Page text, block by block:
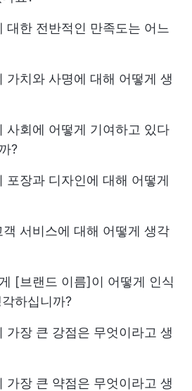
대한 전반적인 만족도는 어느
가치와 사명에 대해 어떻게 생
사회에 어떻게 기여하고 있다
?
포장과 디자인에 대해 어떻게
서비스에 대해 어떻게 생각
[브랜드 이름]이 어떻게 인식
하십니까?
가장 큰 강점은 무엇이라고 생
가장 큰 약점은 무엇이라고 생